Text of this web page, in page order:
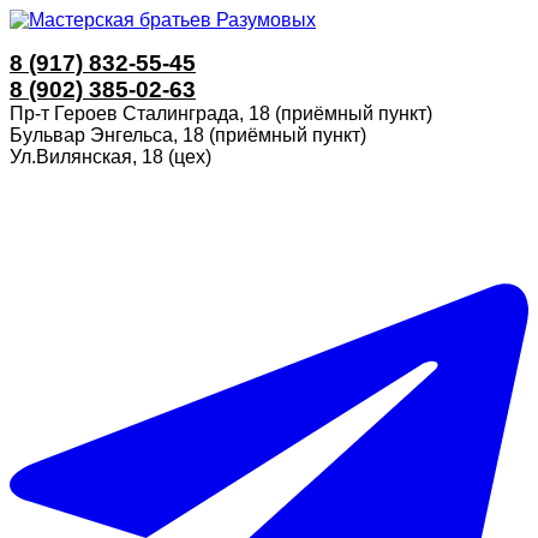
8 (917) 832-55-45
8 (902) 385-02-63
Пр-т Героев Сталинграда, 18 (приёмный пункт)
Бульвар Энгельса, 18 (приёмный пункт)
Ул.Вилянская, 18 (цех)